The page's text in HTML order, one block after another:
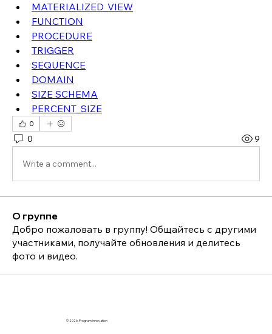
MATERIALIZED_VIEW
FUNCTION
PROCEDURE
TRIGGER
SEQUENCE
DOMAIN
SIZE SCHEMA
PERCENT_SIZE
0
0 9
Write a comment...
О группе
Добро пожаловать в группу! Общайтесь с другими
участниками, получайте обновления и делитесь
фото и видео.
© 2026. Program innovation